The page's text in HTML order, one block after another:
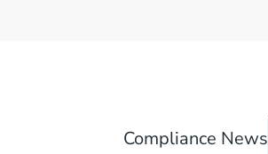
Compliance News